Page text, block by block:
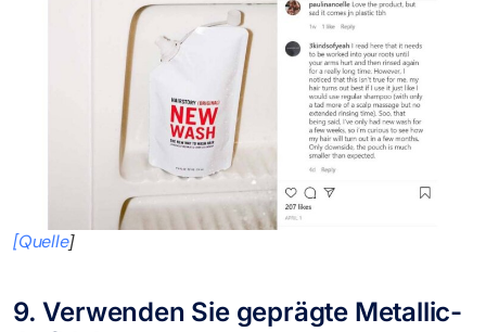
[Quelle]
9. Verwenden Sie geprägte Metallic-